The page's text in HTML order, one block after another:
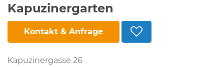
Kapuzinergarten
Kontakt & Anfrage
Kapuzinergasse 26